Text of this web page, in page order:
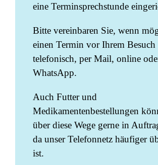
eine Terminsprechstunde
Bitte vereinbaren Sie, wenn
einen Termin vor Ihrem Besuch
telefonisch, per Mail, online
WhatsApp.
Auch Futter und
Medikamentenbestellungen
über diese Wege gerne in
da unser Telefonnetz häufiger
ist.